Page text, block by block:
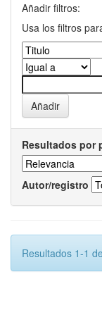
Añadir filtros:
Usa los filtros
Resultados por
Autor/registro
Resultados 1-1